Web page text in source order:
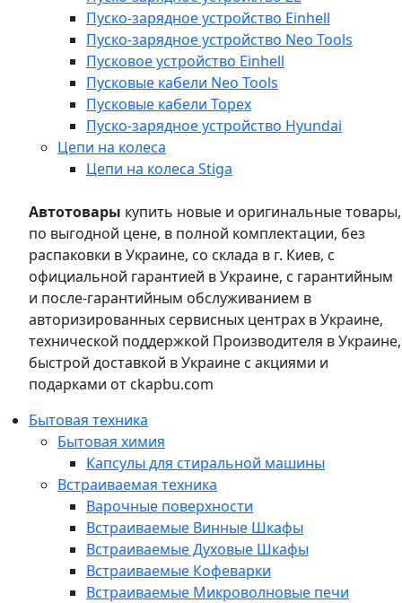
Пуско-зарядное устройство Einhell
Пуско-зарядное устройство Neo Tools
Пусковое устройство Einhell
Пусковые кабели Neo Tools
Пусковые кабели Topex
Пуско-зарядное устройство Hyundai
Цепи на колеса
Цепи на колеса Stiga
Автотовары купить новые и оригинальные товары,
по выгодной цене, в полной комплектации, без
распаковки в Украине, со склада в г. Киев, с
официальной гарантией в Украине, с гарантийным
и после-гарантийным обслуживанием в
авторизированных сервисных центрах в Украине,
технической поддержкой Производителя в Украине,
быстрой доставкой в Украине с акциями и
подарками от ckapbu.com
Бытовая техника
Бытовая химия
Капсулы для стиральной машины
Встраиваемая техника
Варочные поверхности
Встраиваемые Винные Шкафы
Встраиваемые Духовые Шкафы
Встраиваемые Кофеварки
Встраиваемые Микроволновые печи